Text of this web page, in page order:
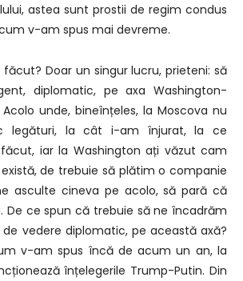
astea sunt prostii de regim condus
v-am spus mai devreme.
Doar un singur lucru, prieteni: să
diplomatic, pe axa Washington-
unde, bineînțeles, la Moscova nu
legături, la cât i-am înjurat, la ce
iar la Washington ați văzut cam
de trebuie să plătim o companie
asculte cineva pe acolo, să pară că
De ce spun că trebuie să ne încadrăm
vedere diplomatic, pe această axă?
v-am spus încă de acum un an, la
înțelegerile Trump-Putin. Din